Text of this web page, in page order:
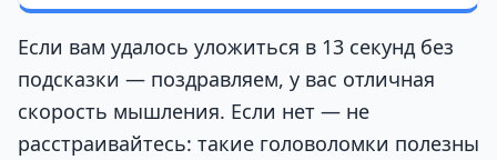
Если вам удалось уложиться в 13 секунд без
подсказки — поздравляем, у вас отличная
скорость мышления. Если нет — не
расстраивайтесь: такие головоломки полезны